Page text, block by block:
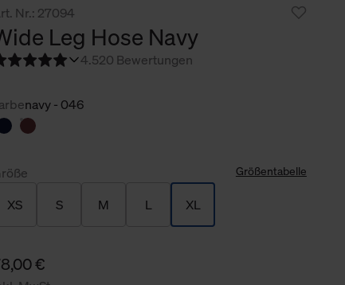
Nr.: 27094
Leg Hose Navy
4.520 Bewertungen
navy - 046
Größentabelle
XS S M L XL
€